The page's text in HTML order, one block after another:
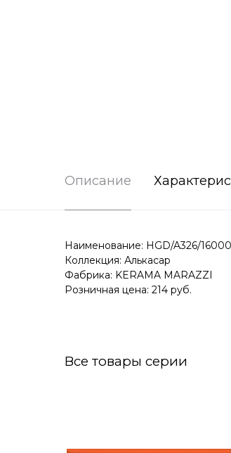
Описание
Наименование: HGD/A326/
Коллекция: Алькасар
Фабрика: KERAMA MARAZZI
Розничная цена: 214 руб.
Все товары серии